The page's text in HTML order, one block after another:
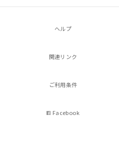
ヘルプ
関連リンク
ご利用条件
Facebook